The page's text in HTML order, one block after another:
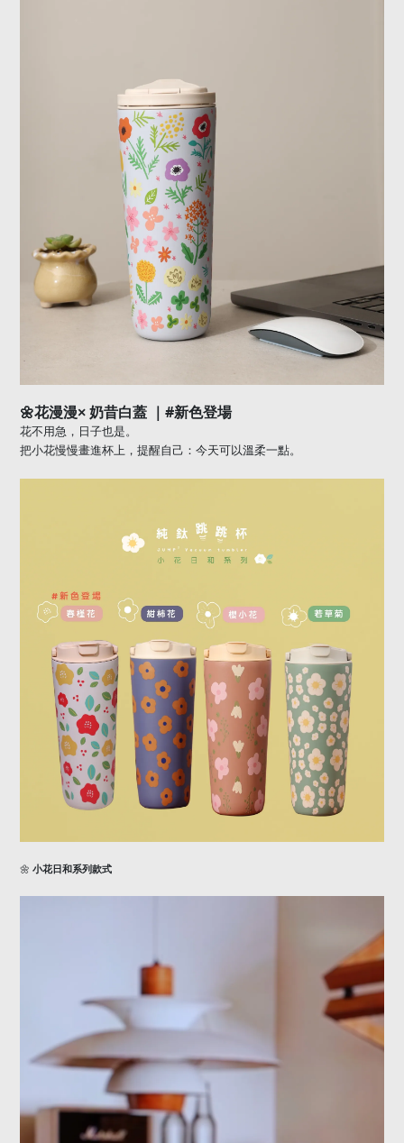
🌼花漫漫× 奶昔白蓋 #新色登場
花不用急，日子也是。
把小花慢慢畫進杯上，提醒自己：今天可以溫柔一點。
🌼 小花日和系列款式